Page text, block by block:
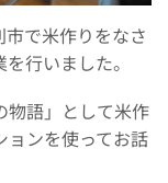
で米作りをなさ
行いました。
物語」として米作
ョンを使ってお話